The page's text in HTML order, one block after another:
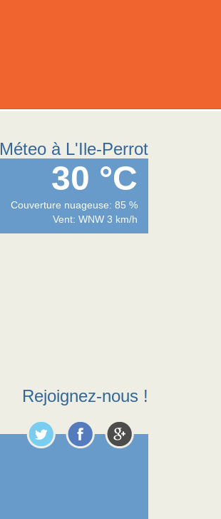
Méteo à L'Ile-Perrot
30 °C
Couverture nuageuse: 85 %
Vent: WNW 3 km/h
Rejoignez-nous !